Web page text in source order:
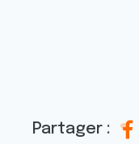
Partager :